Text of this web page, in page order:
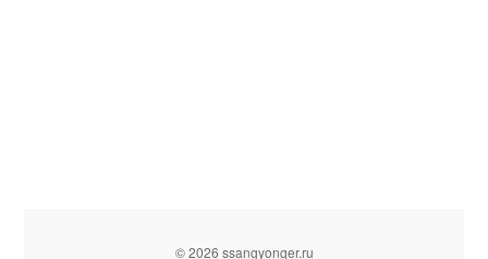
© 2026 ssangyonger.ru